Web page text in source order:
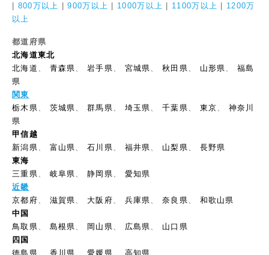
800万以上 |900万以上 1000万以上 1100万以上
1200万
以上
都道府県
北海道東北
北海道
青森県 、岩手県 宮城県 、秋田県 山形県 、福島
県
関東
栃木県
茨城県 、群馬県 埼玉県 、千葉県 東京
神奈川
県
甲信越
新潟県
富山県 、石川県 福井県 山梨県
長野県
東海
三重県
岐阜県 、静岡県
愛知県
近畿
京都府
滋賀県 大阪府 兵庫県 、奈良県
和歌山県
中国
鳥取県
島根県 岡山県 広島県
山口県
四国
徳島県
香川県 、愛媛県
高知県